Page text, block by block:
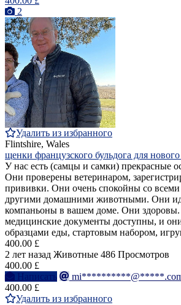
2
Удалить из избранного
Flintshire, Wales
щенки французского бульдога для
У нас есть (самцы и самки) прекрасные
Они проверены ветеринаром,
прививки. Они очень спокойны со
другими домашними животными. Они
компаньоны в вашем доме. Они здоровы.
медицинские документы доступны, и
образцами еды, стартовым набором,
400.00 £
2 лет назад Животные 486 Просмотров
400.00 £
Написать
400.00 £
Удалить из избранного